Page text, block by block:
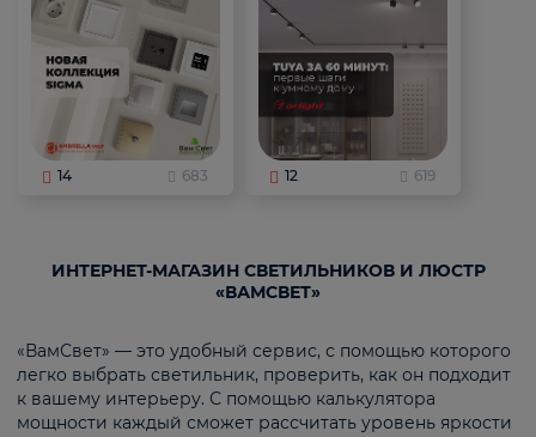
14 683 12 619
ИНТЕРНЕТ-МАГАЗИН СВЕТИЛЬНИКОВ И ЛЮСТР
«ВАМСВЕТ»
«ВамСвет» — это удобный сервис, с помощью которого
легко выбрать светильник, проверить, как он подходит
к вашему интерьеру. С помощью калькулятора
мощности каждый сможет рассчитать уровень яркости